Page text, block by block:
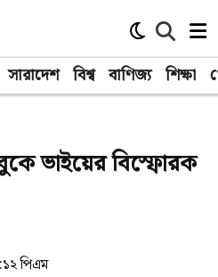
সারাদেশ বিশ্ব বাণিজ্য শিক্ষা
ভাইয়ের বিস্ফোরক
পিএম